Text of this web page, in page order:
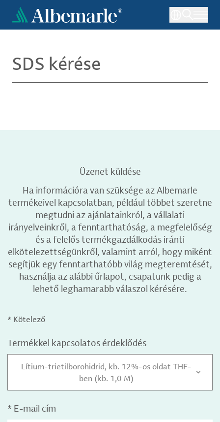
Ugrás
tartalomra
SDS kérése
Üzenet küldése
Ha információra van szüksége az Albemarle
termékeivel kapcsolatban, például többet szeretne
megtudni az ajánlatainkról, a vállalati
irányelveinkről, a fenntarthatóság, a megfelelőség
és a felelős termékgazdálkodás iránti
elkötelezettségünkről, valamint arról, hogy miként
segítjük egy fenntarthatóbb világ megteremtését,
használja az alábbi űrlapot, csapatunk pedig a
lehető leghamarabb válaszol kérésére.
* Kötelező
Termékkel kapcsolatos érdeklődés
Lítium-trietilborohidrid, kb. 12%-os oldat THF-
ben (kb. 1,0 M)
* E-mail cím